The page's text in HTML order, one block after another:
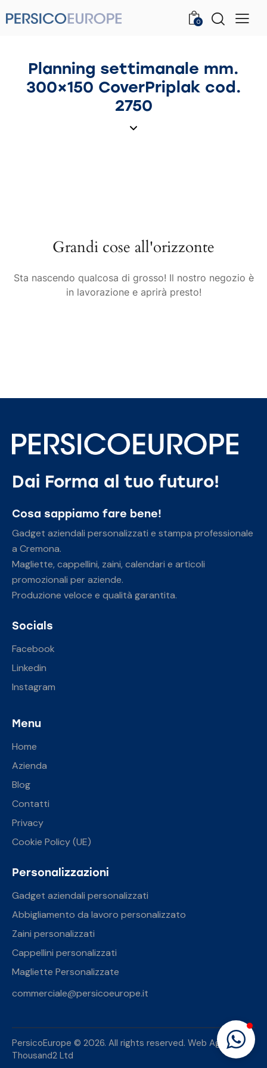
0
Planning settimanale mm.
300×150 CoverPriplak cod.
2750
Grandi cose all'orizzonte
Sta nascendo qualcosa di grosso! Il nostro negozio è
in lavorazione e aprirà presto!
Dai Forma al tuo futuro!
Cosa sappiamo fare bene!
Gadget aziendali personalizzati e stampa professionale
a Cremona.
Magliette, cappellini, zaini, calendari e articoli
promozionali per aziende.
Produzione veloce e qualità garantita.
Socials
Facebook
Linkedin
Instagram
Menu
Home
Azienda
Blog
Contatti
Privacy
Cookie Policy (UE)
Personalizzazioni
Gadget aziendali personalizzati
Abbigliamento da lavoro personalizzato
Zaini personalizzati
Cappellini personalizzati
Magliette Personalizzate
commerciale@persicoeurope.it
PersicoEurope © 2026. All rights reserved. Web Agency
Thousand2 Ltd